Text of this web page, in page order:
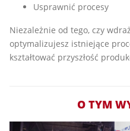
Usprawnić procesy
Niezależnie od tego, czy
optymalizujesz istniejące
kształtować przyszłość
O TYM